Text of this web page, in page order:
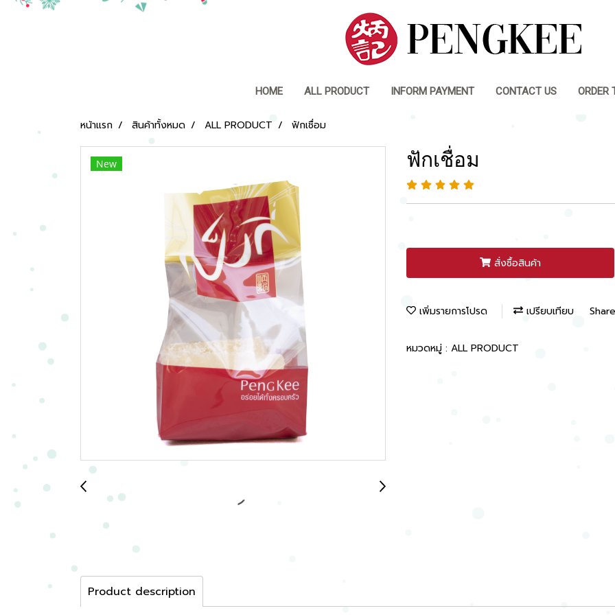
HOME ALL PRODUCT INFORM PAYMENT CONTACT US ORDER
หน้าแรก สินค้าทั้งหมด ALL PRODUCT ฟักเชื่อม
New ฟักเชื่อม
สั่งซื้อสินค้า
เพิ่มรายการโปรด เปรียบเทียบ Share
หมวดหมู่ : ALL PRODUCT
Product description